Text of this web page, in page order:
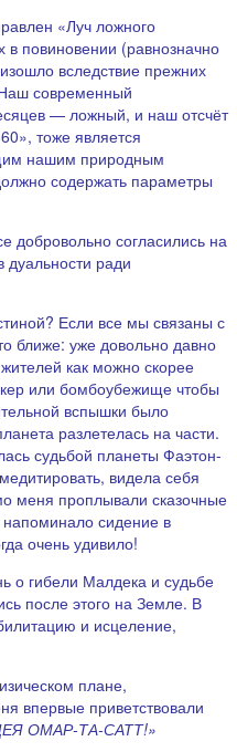
«Луч ложного
в повиновении (равнозначно
вследствие прежних
современный
— ложный, и наш отсчёт
тоже является
нашим природным
содержать параметры
добровольно согласились на
дуальности ради
Если все мы связаны с
ближе: уже довольно давно
как можно скорее
или бомбоубежище чтобы
вспышки было
разлетелась на части.
судьбой планеты Фаэтон-
видела себя
меня проплывали сказочные
сидение в
очень удивило!
о гибели Малдека и судьбе
после этого на Земле. В
и исцеление,
плане,
впервые приветствовали
ОМАР-ТА-САТТ!»